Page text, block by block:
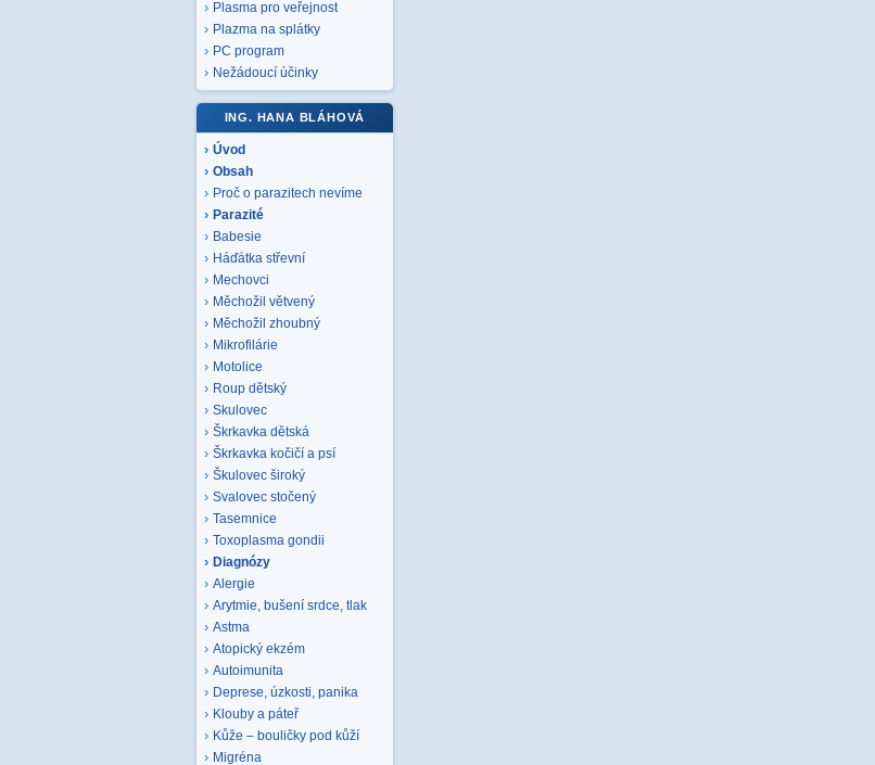
Plasma pro veřejnost
Plazma na splátky
PC program
Nežádoucí účinky
ING. HANA BLÁHOVÁ
Úvod
Obsah
Proč o parazitech nevíme
Parazité
Babesie
Háďátka střevní
Mechovci
Měchožil větvený
Měchožil zhoubný
Mikrofilárie
Motolice
Roup dětský
Skulovec
Škrkavka dětská
Škrkavka kočičí a psí
Škulovec široký
Svalovec stočený
Tasemnice
Toxoplasma gondii
Diagnózy
Alergie
Arytmie, bušení srdce, tlak
Astma
Atopický ekzém
Autoimunita
Deprese, úzkosti, panika
Klouby a páteř
Kůže – bouličky pod kůží
Migréna